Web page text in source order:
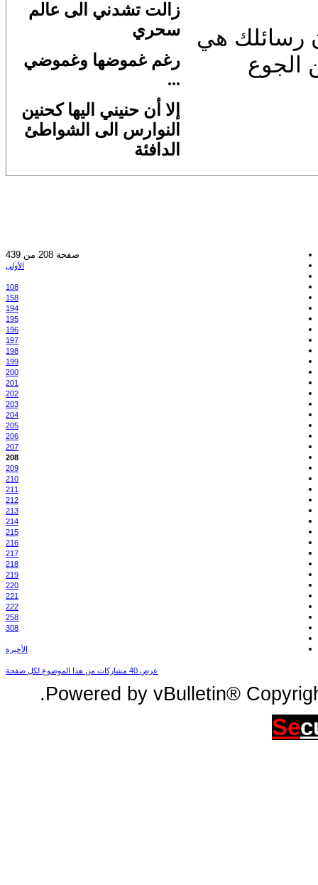
رسائلك هي
الجوع
زالت تشدني الى عالم
سحري
رغم غموضها وغموضي
...
إلا أن حنيني اليها كحنين
النوارس الى الشواطئ
الدافئة
صفحة 208 من 439
الأولى
108
158
194
195
196
197
198
199
200
201
202
203
204
205
206
207
208
209
210
211
212
213
214
215
216
217
218
219
220
221
222
258
308
الأخيرة
عرض 40 مشاركات من هذا الموضوع لكل صفحة
Powered by vBulletin®
Se